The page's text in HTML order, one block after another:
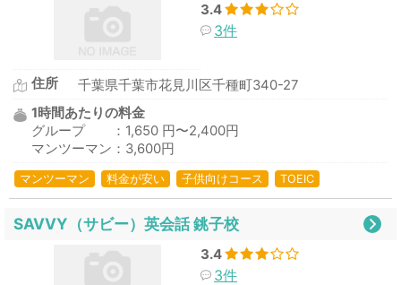
3.4
3件
住所
千葉県千葉市花見川区千種町340-27
1時間あたりの料金
グループ ：1,650 円〜2,400円
マンツーマン：3,600円
マンツーマン 料金が安い 子供向けコース TOEIC
SAVVY（サビー）英会話 銚子校
3.4
3件